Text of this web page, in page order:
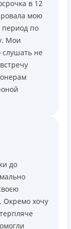
день для
(после
ИНН, номер
сразу после
на
лояльности
клиентов
в 12
мою
период по
Мои
слушать не
до
Окремо хочу